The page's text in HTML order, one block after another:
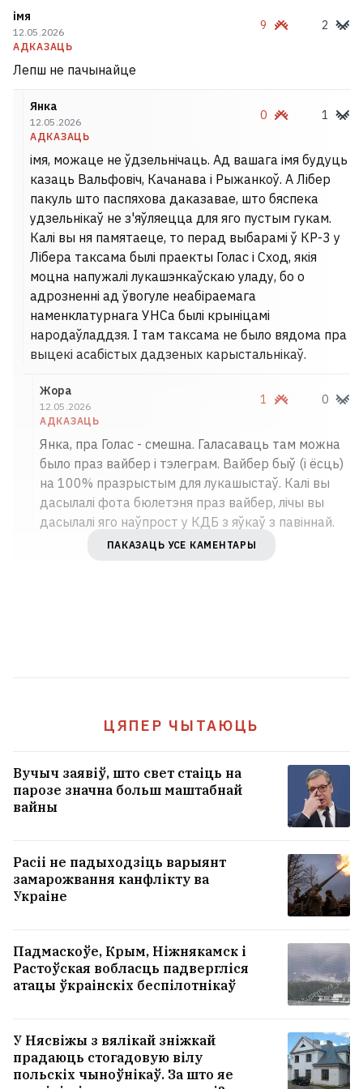
імя
12.05.2026
АДКАЗАЦЬ
9 2
Лепш не пачынайце
Янка
12.05.2026
АДКАЗАЦЬ
0 1
імя, можаце не ўдзельнічаць. Ад вашага імя будуць
казаць Вальфовіч, Качанава і Рыжанкоў. А Лібер
пакуль што паспяхова даказавае, што бяспека
удзельнікаў не з'яўляецца для яго пустым гукам.
Калі вы ня памятаеце, то перад выбарамі ў КР-3 у
Лібера таксама былі праекты Голас і Сход, якія
моцна напужалі лукашэнкаўскаю уладу, бо o
адрозненні ад ўвогуле неабіраемага
наменклатурнага УНСа былі крыніцамі
народаўладдзя. І там таксама не было вядома пра
выцекі асабістых дадзеных карыстальнікаў.
Жора
12.05.2026
АДКАЗАЦЬ
1 0
Янка, пра Голас - смешна. Галасаваць там можна
было праз вайбер і тэлеграм. Вайбер быў (і ёсць)
на 100% празрыстым для лукашыстаў. Калі вы
дасылалі фота бюлетэня праз вайбер, лічы вы
дасылалі яго наўпрост у КДБ з яўкаў з павіннай.
ПАКАЗАЦЬ УСЕ КАМЕНТАРЫ
ЦЯПЕР ЧЫТАЮЦЬ
Вучыч заявіў, што свет стаіць на
парозе значна больш маштабнай
вайны
Расіі не падыходзіць варыянт
замарожвання канфлікту ва
Украіне
Падмаскоўе, Крым, Ніжнякамск і
Растоўская вобласць падвергліся
атацы ўкраінскіх беспілотнікаў
У Нясвіжы з вялікай зніжкай
прадаюць стогадовую вілу
польскіх чыноўнікаў. За што яе
Купілі занядбаны дом, у які не
хацелася заходзіць, і ператварылі
ў цукерку
5
Мінчук зламаў шыю падчас адпачынку ў
Расіяніну, які п'яным пабіўся з
ахоўнікамі мінскага метро, вынеслі